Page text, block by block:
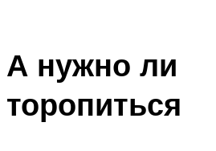
А нужно ли
торопиться